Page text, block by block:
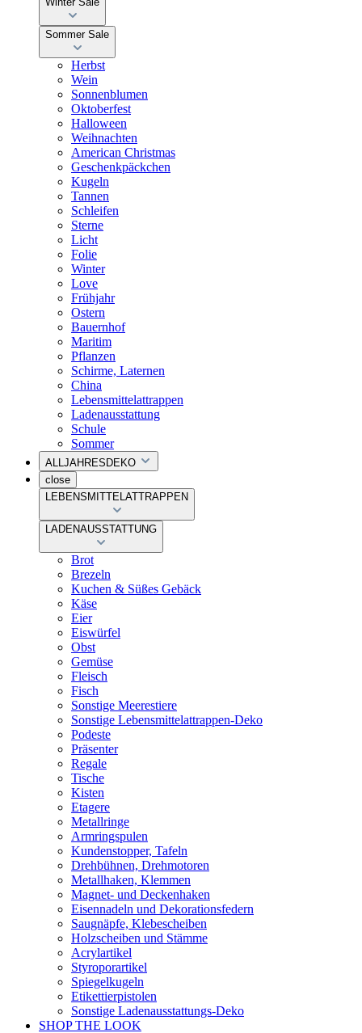
Sommer Sale
Herbst
Wein
Sonnenblumen
Oktoberfest
Halloween
Weihnachten
American Christmas
Geschenkpäckchen
Kugeln
Tannen
Schleifen
Sterne
Licht
Folie
Winter
Love
Frühjahr
Ostern
Bauernhof
Maritim
Pflanzen
Schirme, Laternen
China
Lebensmittelattrappen
Ladenausstattung
Schule
Sommer
ALLJAHRESDEKO
close
LEBENSMITTELATTRAPPEN
LADENAUSSTATTUNG
Brot
Brezeln
Kuchen & Süßes Gebäck
Käse
Eier
Eiswürfel
Obst
Gemüse
Fleisch
Fisch
Sonstige Meerestiere
Sonstige Lebensmittelattrappen-Deko
Podeste
Präsenter
Regale
Tische
Kisten
Etagere
Metallringe
Armringspulen
Kundenstopper, Tafeln
Drehbühnen, Drehmotoren
Metallhaken, Klemmen
Magnet- und Deckenhaken
Eisennadeln und Dekorationsfedern
Saugnäpfe, Klebescheiben
Holzscheiben und Stämme
Acrylartikel
Styroporartikel
Spiegelkugeln
Etikettierpistolen
Sonstige Ladenausstattungs-Deko
SHOP THE LOOK